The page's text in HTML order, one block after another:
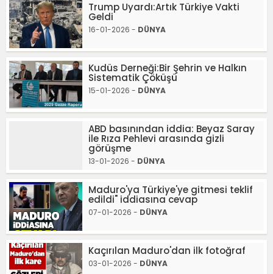
Trump Uyardı:Artık Türkiye Vakti
Geldi
16-01-2026 - DÜNYA
Kudüs Derneği:Bir Şehrin ve Halkın
Sistematik Çöküşü
15-01-2026 - DÜNYA
ABD basınından iddia: Beyaz Saray
ile Rıza Pehlevi arasında gizli
görüşme
13-01-2026 - DÜNYA
Maduro'ya Türkiye'ye gitmesi teklif
edildi" iddiasına cevap
07-01-2026 - DÜNYA
Kaçırılan Maduro'dan ilk fotoğraf
03-01-2026 - DÜNYA